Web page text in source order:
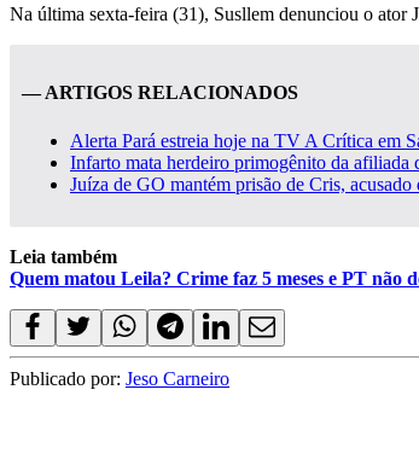
Na última sexta-feira (31), Susllem denunciou o ator
— ARTIGOS RELACIONADOS
Alerta Pará estreia hoje na TV A Crítica em
Infarto mata herdeiro primogênito da afiliada
Juíza de GO mantém prisão de Cris,
Leia também
Quem matou Leila? Crime faz 5 meses e PT não
Publicado por: Jeso Carneiro